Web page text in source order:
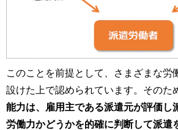
このことを前提として、さまざまな労
設けた上で認められています。そのた
能力は、
雇用主である派遣元が評価し
労働力かどうかを的確に判断して派遣